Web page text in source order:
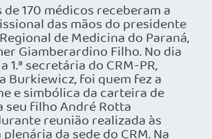
170 médicos receberam a
das mãos do presidente
de Medicina do Paraná,
Giamberardino Filho. No dia
1.ª secretária do CRM-PR,
Burkiewicz, foi quem fez a
e simbólica da carteira de
seu filho André Rotta
reunião realizada às